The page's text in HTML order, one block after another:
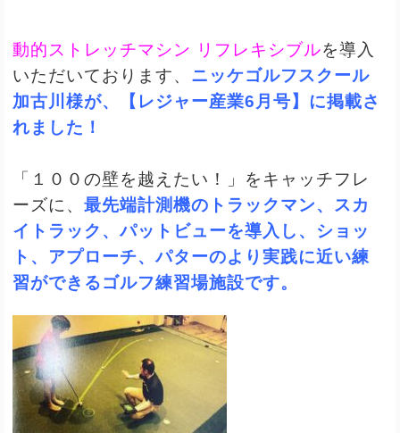
動的ストレッチマシン リフレキシブルを導入
いただいております、 ニッケゴルフスクール
加古川様が、【レジャー産業6月号】に掲載さ
れました！
「１００の壁を越えたい！」をキャッチフレ
ーズに、最先端計測機のトラックマン、スカ
イトラック、パットビューを導入し、ショッ
ト、アプローチ、パターのより実践に近い練
習ができるゴルフ練習場施設です。